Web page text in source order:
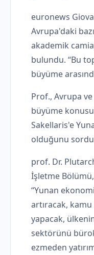
euronews
Avrupa'daki
akademik
bulundu. “Bu
büyüme
Prof., Avrupa
büyüme
Sakellaris'e
olduğunu
prof. Dr.
İşletme
“Yunan
artıracak,
yapacak,
sektörünü
ezmeden